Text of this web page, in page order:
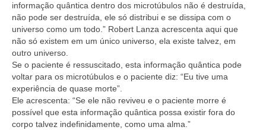
informação quântica dentro dos microtúbulos não é destruída,
não pode ser destruída, ele só distribui e se dissipa com o
universo como um todo.” Robert Lanza acrescenta aqui que
não só existem em um único universo, ela existe talvez, em
outro universo.
Se o paciente é ressuscitado, esta informação quântica pode
voltar para os microtúbulos e o paciente diz: “Eu tive uma
experiência de quase morte”.
Ele acrescenta: “Se ele não reviveu e o paciente morre é
possível que esta informação quântica possa existir fora do
corpo talvez indefinidamente, como uma alma.”